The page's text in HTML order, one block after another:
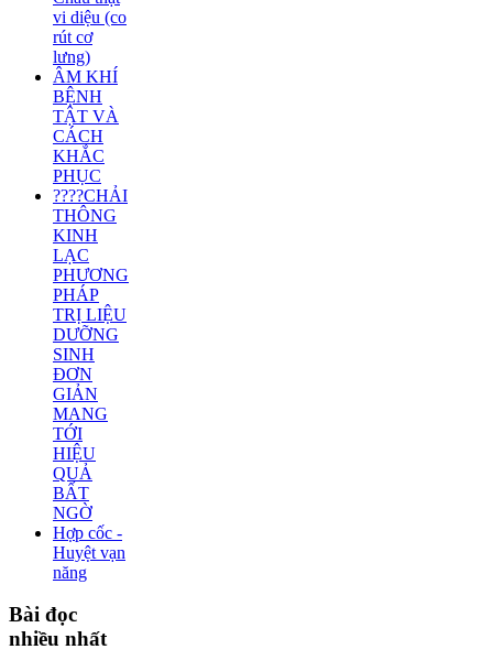
vi diệu (co
rút cơ
lưng)
ÂM KHÍ
BỆNH
TẬT VÀ
CÁCH
KHẮC
PHỤC
????CHẢI
THÔNG
KINH
LẠC
PHƯƠNG
PHÁP
TRỊ LIỆU
DƯỠNG
SINH
ĐƠN
GIẢN
MANG
TỚI
HIỆU
QUẢ
BẤT
NGỜ
Hợp cốc -
Huyệt vạn
năng
Bài đọc
nhiều nhất